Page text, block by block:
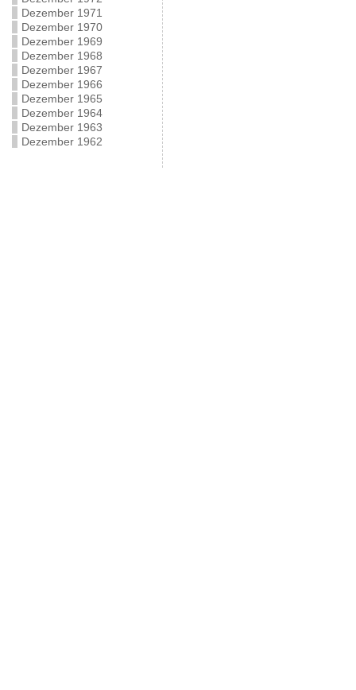
Dezember 1971
Dezember 1970
Dezember 1969
Dezember 1968
Dezember 1967
Dezember 1966
Dezember 1965
Dezember 1964
Dezember 1963
Dezember 1962